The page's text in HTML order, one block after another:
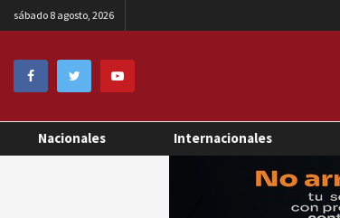
sábado 8 agosto, 2026
Nacionales Internacionales